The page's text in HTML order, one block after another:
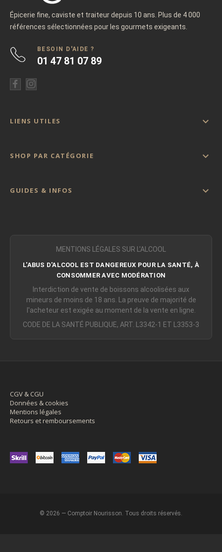
Épicerie fine, caviste et traiteur depuis 10 ans. Plus de 4 000
références sélectionnées pour les gourmets exigeants.
BESOIN D'AIDE ?
01 47 81 07 89
LIENS UTILES 
SHOP PAR CATÉGORIE 
GUIDES & INFOS 
MENTIONS LÉGALES SUR L'ALCOOL
L'ABUS D'ALCOOL EST DANGEREUX POUR LA SANTÉ, À
CONSOMMER AVEC MODÉRATION
Interdiction de vente de boissons alcoolisées aux
mineurs de moins de 18 ans. La preuve de majorité de
l'acheteur est exigée au moment de la vente en ligne.
CODE DE LA SANTÉ PUBLIQUE, ART. L3342-1 ET L3353-3
CGV & CGU
Données & cookies
Mentions légales
Retours et remboursements
© 2026 — Comptoir Nourisson. Tous droits réservés.